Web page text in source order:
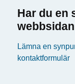
Har du en
Lämna en
kontaktformulär